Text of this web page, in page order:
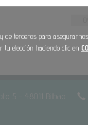
5 - 48011 Bilbao
de terceros para
tu elección haciendo clic en